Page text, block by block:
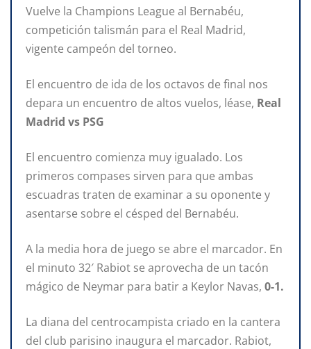
Vuelve la Champions League al Bernabéu,
competición talismán para el Real Madrid,
vigente campeón del torneo.
El encuentro de ida de los octavos de final nos
depara un encuentro de altos vuelos, léase, Real
Madrid vs PSG
El encuentro comienza muy igualado. Los
primeros compases sirven para que ambas
escuadras traten de examinar a su oponente y
asentarse sobre el césped del Bernabéu.
A la media hora de juego se abre el marcador. En
el minuto 32′ Rabiot se aprovecha de un tacón
mágico de Neymar para batir a Keylor Navas, 0-1.
La diana del centrocampista criado en la cantera
del club parisino inaugura el marcador. Rabiot,